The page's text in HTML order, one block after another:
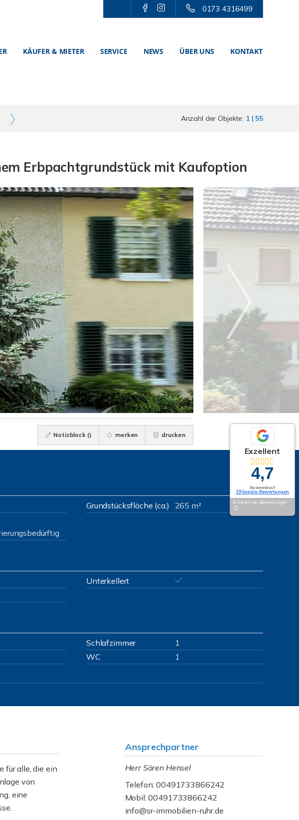
0173 4316499
KÄUFER & MIETER SERVICE NEWS ÜBER UNS KONTAKT
Anzahl der Objekte: 1 | 55
Erbpachtgrundstück mit Kaufoption
Notizblock () merken drucken
Grundstücksfläche (ca.) 265 m²
Unterkellert
Schlafzimmer
1
WC
1
für alle, die ein
von
eine
Ansprechpartner
Herr Sören Hensel
Telefon: 00491733866242
Mobil: 00491733866242
info@sr-immobilien-ruhr.de
Exzellent
4,7
Basierend auf
19 Google-Bewertungen
Echtheit von Bewertungen